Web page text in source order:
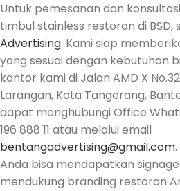
Untuk pemesanan dan
timbul stainless restoran di BSD,
Advertising. Kami siap
yang sesuai dengan kebutuhan
kantor kami di Jalan AMD X
Larangan, Kota Tangerang,
dapat menghubungi Office
196 888 11 atau melalui email
bentangadvertising@gmail.com
Anda bisa mendapatkan
mendukung branding restoran